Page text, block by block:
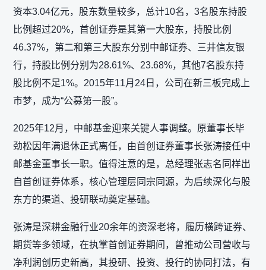
资本3.04亿元，股东数量较多，总计10名，3名股东持股
比例超过20%，首创证券是其第一大股东，持股比例
46.37%，第二和第三大股东分别中邮证券、三井信友银
行，持股比例分别为28.61%、23.68%，其他7名股东持
股比例不足1%。2015年11月24日，公司在新三板完成上
市梦，成为“公募第一股”。
2025年12月，中邮基金迎来关键人事调整。原董事长毕
劲松因年满退休正式离任，由首创证券董事长张涛接任中
邮基金董事长一职。值得注意的是，总经理张志名同样出
自首创证券体系，核心管理层同宗同源，为后续深化与股
东方的渠道、投研联动奠定基础。
张涛是深耕金融行业20余年的资深老将，履历横跨证券、
期货等多领域，在执掌首创证券期间，曾推动公司营收与
净利润创历史新高，其投研、投资、投行的协同打法，有